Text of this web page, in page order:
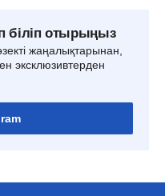
біліп отырыңыз
жаңалықтарынан,
эксклюзивтерден